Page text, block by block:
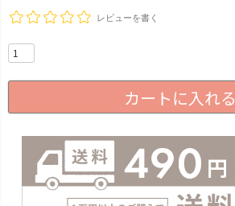
レビューを書く
カートに入れる